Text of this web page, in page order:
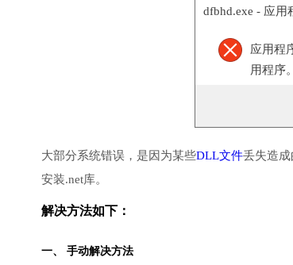
dfbhd.exe - 应用
应用程
用程序。
大部分系统错误，是因为某些DLL文件丢失造
安装.net库。
解决方法如下：
一、 手动解决方法